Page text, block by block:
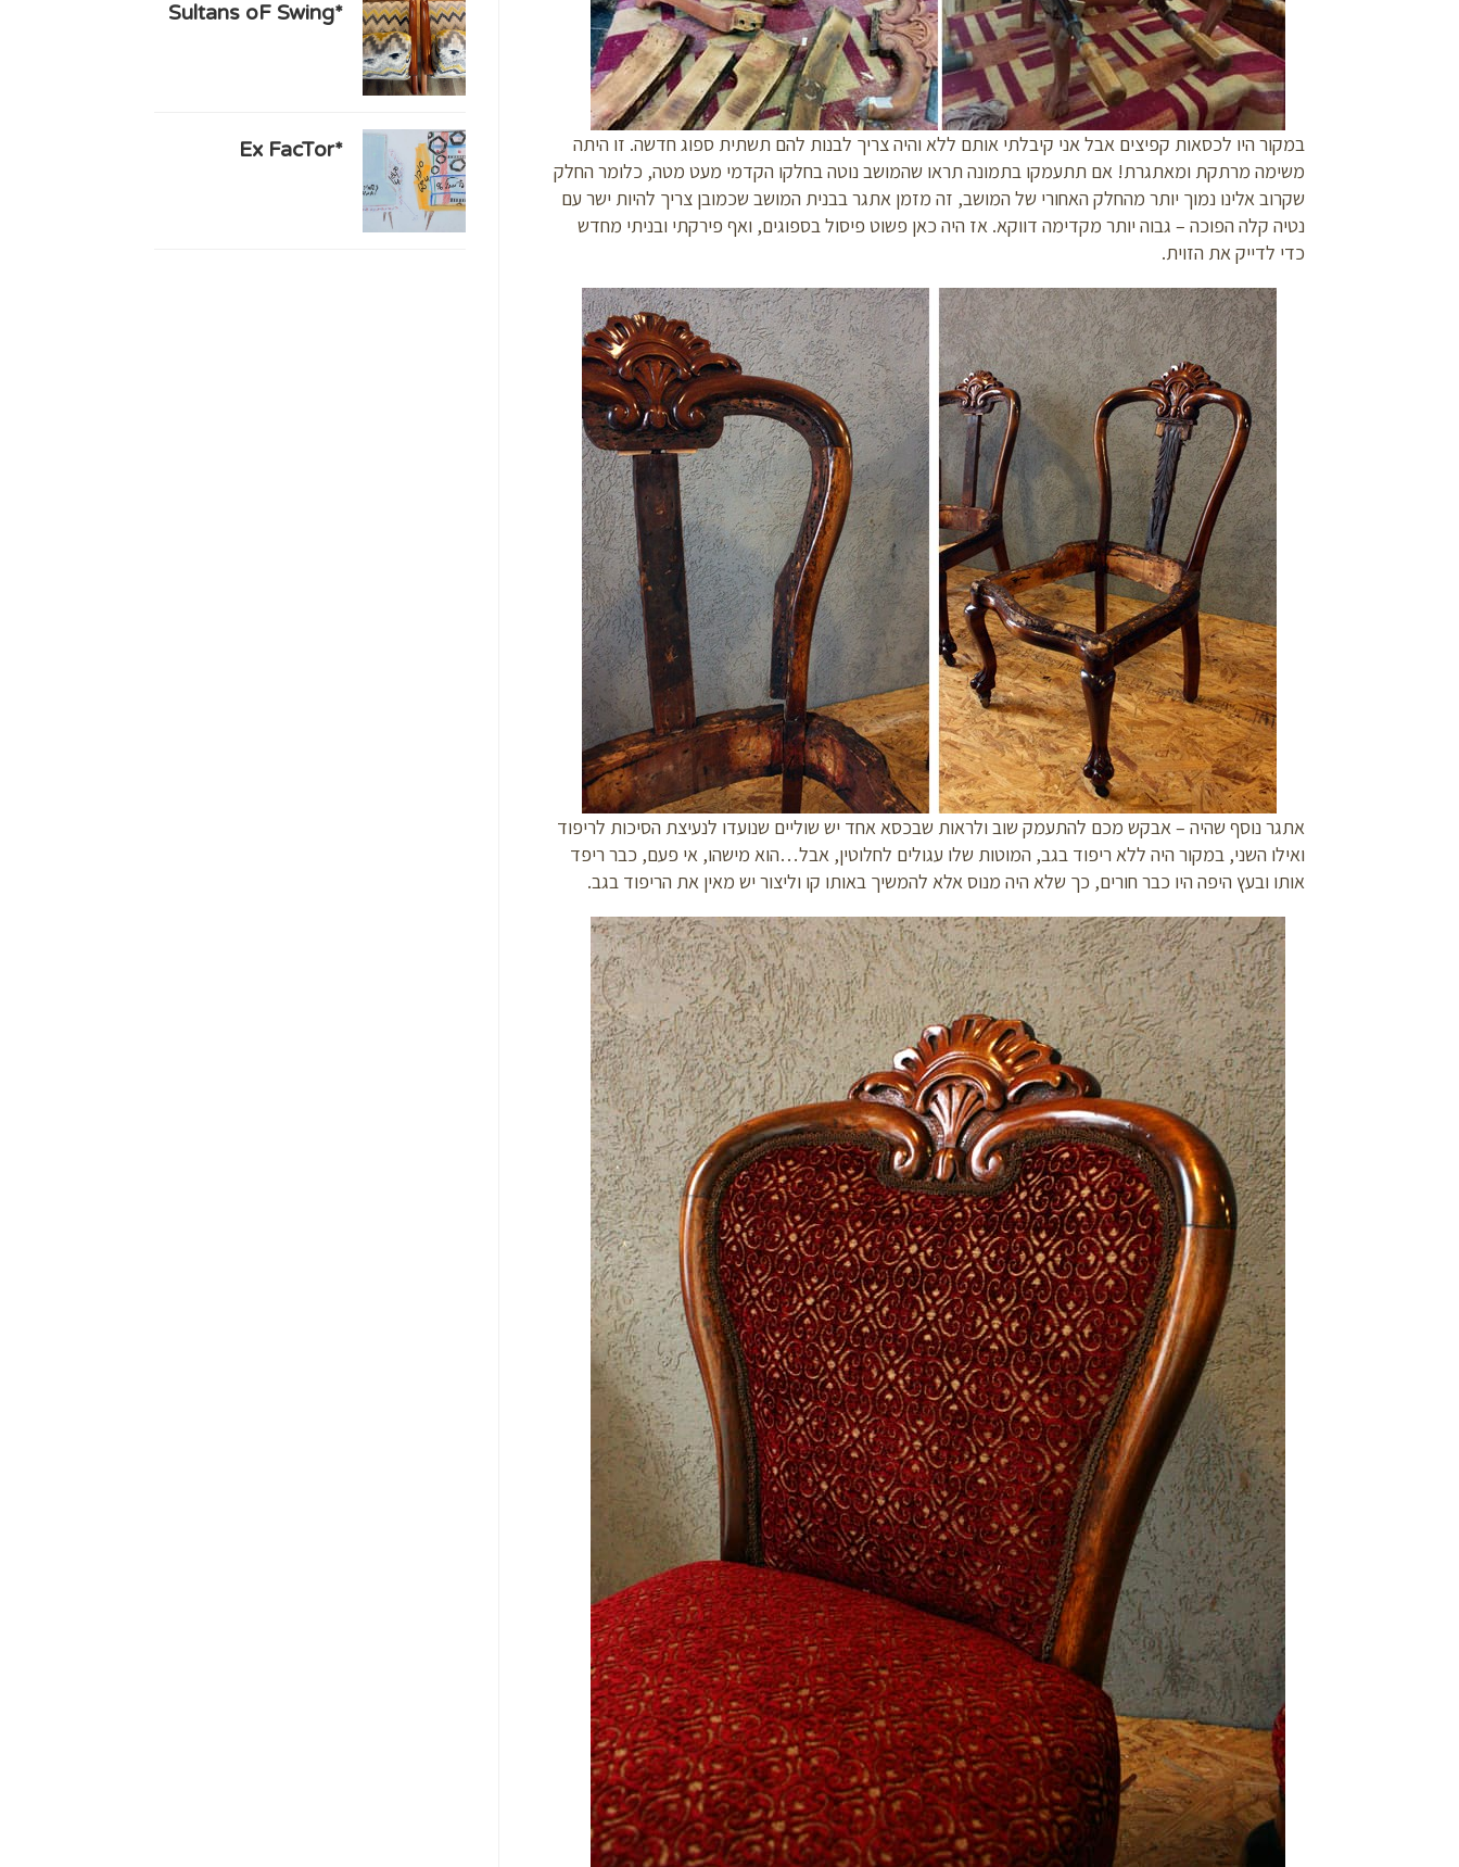
במקור היו לכסאות קפיצים אבל אני קיבלתי אותם ללא והיה צריך לבנות להם תשתית ספוג חדשה. זו היתה
משימה מרתקת ומאתגרת! אם תתעמקו בתמונה תראו שהמושב נוטה בחלקו הקדמי מעט מטה, כלומר החלק
שקרוב אלינו נמוך יותר מהחלק האחורי של המושב, זה מזמן אתגר בבנית המושב שכמובן צריך להיות ישר עם
נטיה קלה הפוכה – גבוה יותר מקדימה דווקא. אז היה כאן פשוט פיסול בספוגים, ואף פירקתי ובניתי מחדש
כדי לדייק את הזוית.
אתגר נוסף שהיה – אבקש מכם להתעמק שוב ולראות שבכסא אחד יש שוליים שנועדו לנעיצת הסיכות לריפוד
ואילו השני, במקור היה ללא ריפוד בגב, המוטות שלו עגולים לחלוטין, אבל…הוא מישהו, אי פעם, כבר ריפד
אותו ובעץ היפה היו כבר חורים, כך שלא היה מנוס אלא להמשיך באותו קו וליצור יש מאין את הריפוד בגב.
*Sultans oF Swing
*Ex FacTor